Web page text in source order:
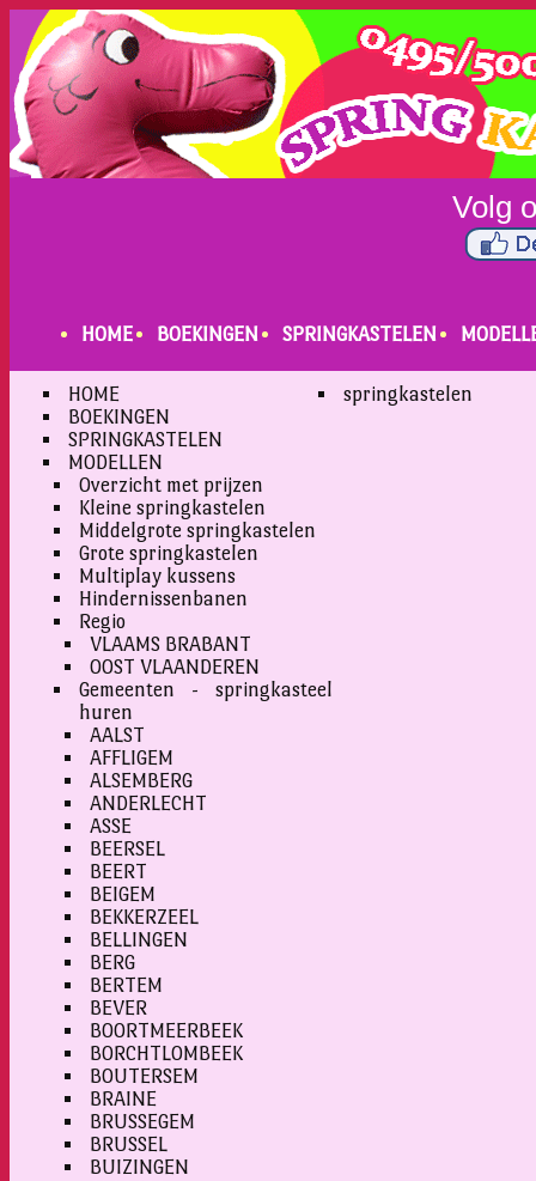
HOME BOEKINGEN SPRINGKASTELEN
HOME
BOEKINGEN
SPRINGKASTELEN
MODELLEN
Overzicht met prijzen
Kleine springkastelen
Middelgrote springkastelen
Grote springkastelen
Multiplay kussens
Hindernissenbanen
Regio
VLAAMS BRABANT
OOST VLAANDEREN
Gemeenten - springkasteel
huren
AALST
AFFLIGEM
ALSEMBERG
ANDERLECHT
ASSE
BEERSEL
BEERT
BEIGEM
BEKKERZEEL
BELLINGEN
BERG
BERTEM
BEVER
BOORTMEERBEEK
BORCHTLOMBEEK
BOUTERSEM
BRAINE
BRUSSEGEM
BRUSSEL
BUIZINGEN
springkastelen